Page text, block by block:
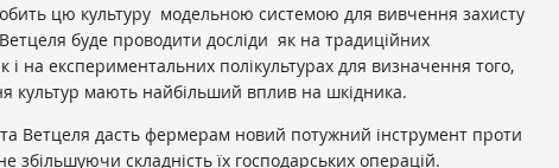
цю культуру модельною системою для вивчення захисту
буде проводити досліди як на традиційних
і на експериментальних полікультурах для визначення того,
культур мають найбільший вплив на шкідника.
Ветцеля дасть фермерам новий потужний інструмент проти
збільшуючи складність їх господарських операцій.